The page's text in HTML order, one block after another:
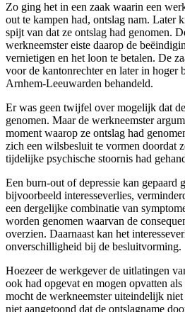
Zo ging het in een zaak waarin een
out te kampen had, ontslag nam. Later
spijt van dat ze ontslag had genomen.
werkneemster eiste daarop de
vernietigen en het loon te betalen. De
voor de kantonrechter en later in hoger
Arnhem-Leeuwarden behandeld.
Er was geen twijfel over mogelijk dat
genomen. Maar de werkneemster
moment waarop ze ontslag had
zich een wilsbesluit te vormen doordat
tijdelijke psychische stoornis had
Een burn-out of depressie kan gepaard
bijvoorbeeld interesseverlies,
een dergelijke combinatie van
worden genomen waarvan de
overzien. Daarnaast kan het
onverschilligheid bij de besluitvorming.
Hoezeer de werkgever de uitlatingen
ook had opgevat en mogen opvatten
mocht de werkneemster uiteindelijk
niet aangetoond dat de ontslagname